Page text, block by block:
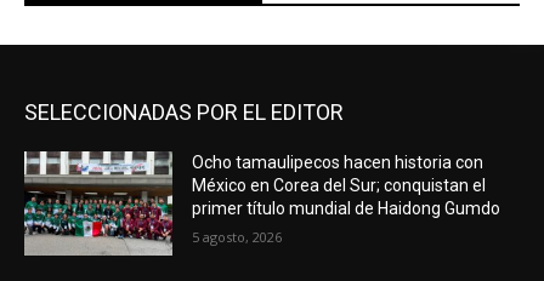
SELECCIONADAS POR EL EDITOR
Ocho tamaulipecos hacen historia con
México en Corea del Sur; conquistan el
primer título mundial de Haidong Gumdo
5 agosto, 2026